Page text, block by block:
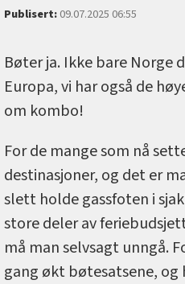
Publisert:09.07.2025 06:55
Bøter ja. Ikke bare Norge
Europa, vi har også de
om kombo!
For de mange som nå
destinasjoner, og det er
slett holde gassfoten i
store deler av
må man selvsagt unngå.
gang økt bøtesatsene, og